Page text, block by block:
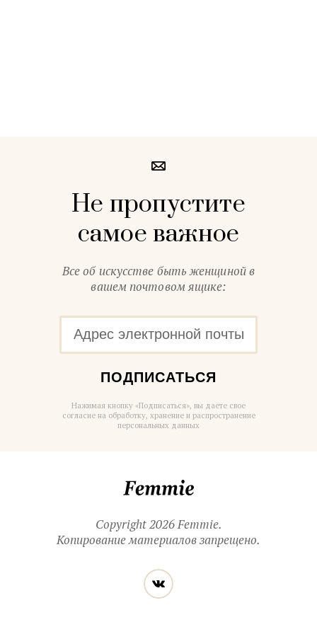
Не пропустите
самое важное
Все об искусстве быть женщиной в
вашем почтовом ящике:
ПОДПИСАТЬСЯ
Нажимая кнопку «Подписаться», вы даете свое
согласие на обработку, хранение и распространение
персональных данных
Copyright 2026 Femmie.
Копирование материалов запрещено.
Читайте
нас
в социальных